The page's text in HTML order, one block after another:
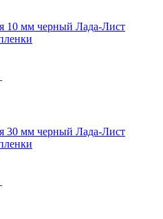
10 мм черный Лада-Лист
30 мм черный Лада-Лист